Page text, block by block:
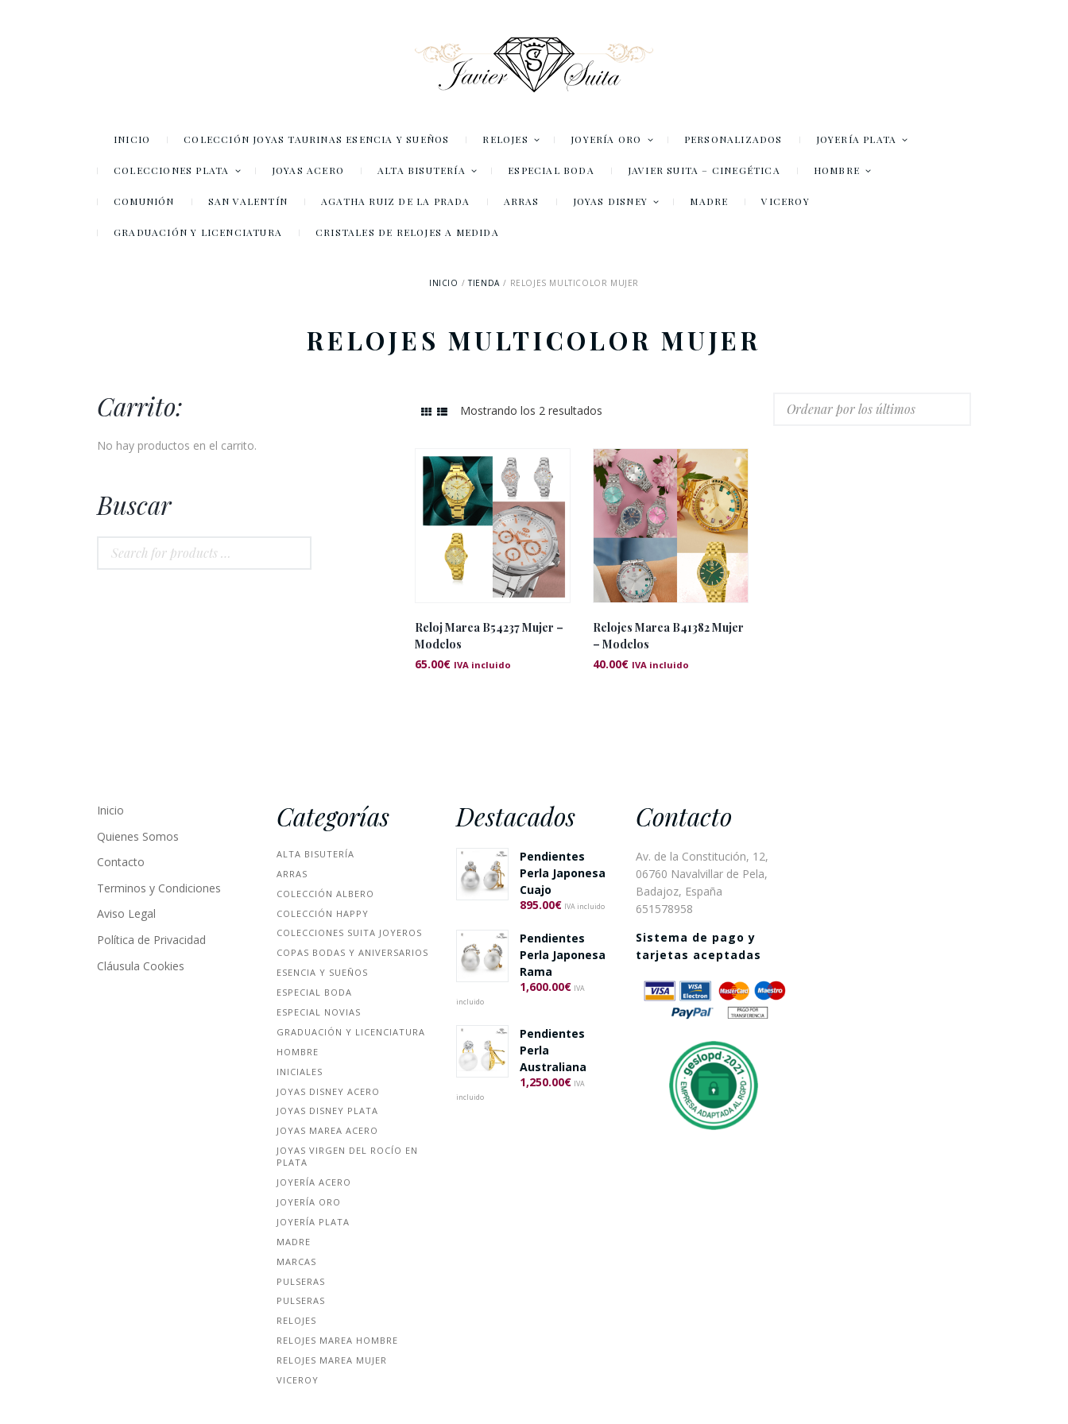
INICIO COLECCIÓN JOYAS TAURINAS ESENCIA Y SUEÑOS RELOJES JOYERÍA ORO PERSONALIZADOS JOYERÍA PLATA
COLECCIONES PLATA JOYAS ACERO ALTA BISUTERÍA ESPECIAL BODA JAVIER SUITA – CINEGÉTICA HOMBRE
COMUNIÓN SAN VALENTÍN AGATHA RUIZ DE LA PRADA ARRAS JOYAS DISNEY MADRE VICEROY
GRADUACIÓN Y LICENCIATURA CRISTALES DE RELOJES A MEDIDA
INICIO TIENDA RELOJES MULTICOLOR MUJER
RELOJES MULTICOLOR MUJER
Mostrando los 2 resultados
últimos
Reloj Marea B54237 Mujer –
Modelos
65.00€ IVA incluido
Relojes Marea B41382 Mujer
– Modelos
40.00€ IVA incluido
Carrito:
No hay productos en el carrito.
Buscar
Inicio
Quienes Somos
Contacto
Terminos y Condiciones
Aviso Legal
Política de Privacidad
Cláusula Cookies
Categorías
ALTA BISUTERÍA
ARRAS
COLECCIÓN ALBERO
COLECCIÓN HAPPY
COLECCIONES SUITA JOYEROS
COPAS BODAS Y ANIVERSARIOS
ESENCIA Y SUEÑOS
ESPECIAL BODA
ESPECIAL NOVIAS
GRADUACIÓN Y LICENCIATURA
HOMBRE
INICIALES
JOYAS DISNEY ACERO
JOYAS DISNEY PLATA
JOYAS MAREA ACERO
JOYAS VIRGEN DEL ROCÍO EN
PLATA
JOYERÍA ACERO
JOYERÍA ORO
JOYERÍA PLATA
MADRE
MARCAS
PULSERAS
PULSERAS
RELOJES
RELOJES MAREA HOMBRE
RELOJES MAREA MUJER
VICEROY
Destacados
Pendientes
Perla Japonesa
Cuajo
895.00€ IVA incluido
Pendientes
Perla Japonesa
Rama
1,600.00€ IVA
incluido
Pendientes
Perla
Australiana
1,250.00€ IVA
incluido
Contacto
Av. de la Constitución, 12,
06760 Navalvillar de Pela,
Badajoz, España
651578958
Sistema de pago y
tarjetas aceptadas